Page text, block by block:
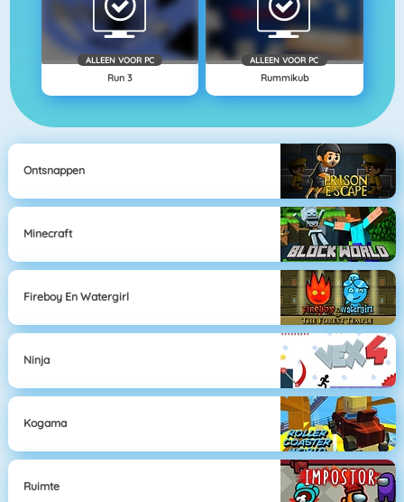
ALLEEN VOOR PC
Run 3
ALLEEN VOOR PC
Rummikub
Ontsnappen
Minecraft
Fireboy En Watergirl
Ninja
Kogama
Ruimte